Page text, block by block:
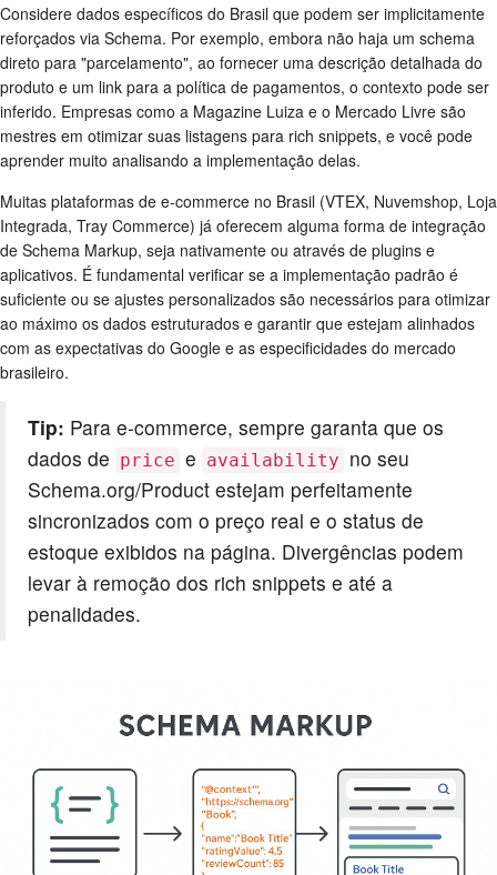
Considere dados específicos do Brasil que podem ser implicitamente
reforçados via Schema. Por exemplo, embora não haja um schema
direto para "parcelamento", ao fornecer uma descrição detalhada do
produto e um link para a política de pagamentos, o contexto pode ser
inferido. Empresas como a Magazine Luiza e o Mercado Livre são
mestres em otimizar suas listagens para rich snippets, e você pode
aprender muito analisando a implementação delas.
Muitas plataformas de e-commerce no Brasil (VTEX, Nuvemshop, Loja
Integrada, Tray Commerce) já oferecem alguma forma de integração
de Schema Markup, seja nativamente ou através de plugins e
aplicativos. É fundamental verificar se a implementação padrão é
suficiente ou se ajustes personalizados são necessários para otimizar
ao máximo os dados estruturados e garantir que estejam alinhados
com as expectativas do Google e as especificidades do mercado
brasileiro.
Tip: Para e-commerce, sempre garanta que os
dados de price e availability no seu
Schema.org/Product estejam perfeitamente
sincronizados com o preço real e o status de
estoque exibidos na página. Divergências podem
levar à remoção dos rich snippets e até a
penalidades.